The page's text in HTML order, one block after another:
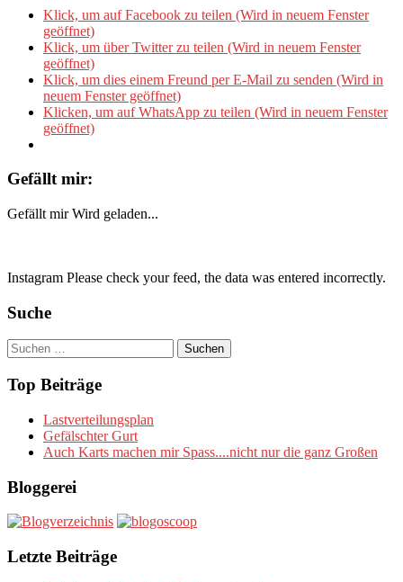
Klick, um auf Facebook zu teilen (Wird in neuem Fenster
geöffnet)
Klick, um über Twitter zu teilen (Wird in neuem Fenster
geöffnet)
Klick, um dies einem Freund per E-Mail zu senden (Wird in
neuem Fenster geöffnet)
Klicken, um auf WhatsApp zu teilen (Wird in neuem Fenster
geöffnet)
Gefällt mir:
Gefällt mir Wird geladen...
Instagram Please check your feed, the data was entered incorrectly.
Suche
Suchen
nach:
Top Beiträge
Lastverteilungsplan
Gefälschter Gurt
Auch Karts machen mir Spass....nicht nur die ganz Großen
Bloggerei
Letzte Beiträge